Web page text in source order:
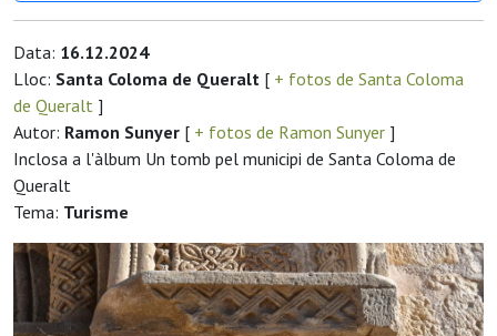
Data: 16.12.2024
Lloc: Santa Coloma de Queralt [ + fotos de Santa Coloma
de Queralt ]
Autor: Ramon Sunyer [ + fotos de Ramon Sunyer ]
Inclosa a l'àlbum Un tomb pel municipi de Santa Coloma de
Queralt
Tema: Turisme